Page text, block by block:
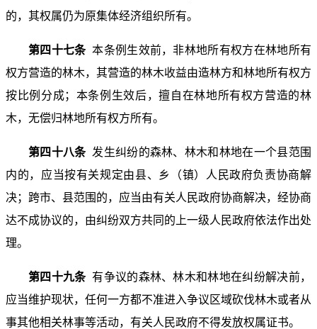
的，其权属仍为原集体经济组织所有。
第四十七条本条例生效前，非林地所有权方在林地所有
权方营造的林木，其营造的林木收益由造林方和林地所有权方
按比例分成；本条例生效后，擅自在林地所有权方营造的林
木，无偿归林地所有权方所有。
第四十八条 发生纠纷的森林、林木和林地在一个县范围
内的，应当按有关规定由县、乡（镇）人民政府负责协商解
决；跨市、县范围的，应当由有关人民政府协商解决，经协商
达不成协议的，由纠纷双方共同的上一级人民政府依法作出处
理。
第四十九条有争议的森林、林木和林地在纠纷解决前，
应当维护现状，任何一方都不准进入争议区域砍伐林木或者从
事其他相关林事等活动，有关人民政府不得发放权属证书。